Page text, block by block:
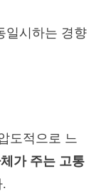
일시하는 경향
도적으로 느
가 주는 고통